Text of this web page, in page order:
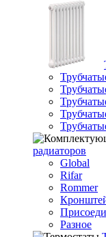
радиаторов
Global
Rifar
Rommer
Разное